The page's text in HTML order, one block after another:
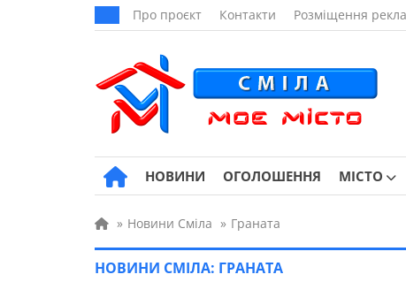
Про проєкт Контакти Розміщення
НОВИНИ ОГОЛОШЕННЯ МІСТО
» Новини Сміла » Граната
НОВИНИ СМІЛА: ГРАНАТА